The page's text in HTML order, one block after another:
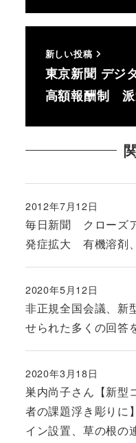
新しい投稿
東京新聞 デジ
高額報酬制
毎日新聞 クローズ
発症拡大 有機溶剤
投稿日
2012年7月12日
非正規全国会議、新
せられた多くの回答
投稿日
2020年5月12日
巣内尚子さん【新型
者の課題浮き彫りに
イン設置、草の根の
投稿日
2020年3月18日